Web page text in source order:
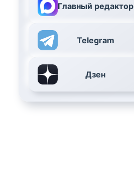
Главный редактор
Telegram
Дзен